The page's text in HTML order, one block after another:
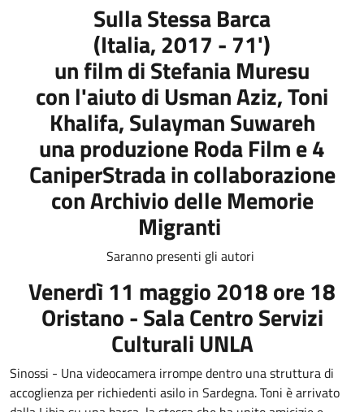
Sulla Stessa Barca
(Italia, 2017 - 71')
un film di Stefania Muresu
con l'aiuto di Usman Aziz, Toni
Khalifa, Sulayman Suwareh
una produzione Roda Film e 4
CaniperStrada in collaborazione
con Archivio delle Memorie
Migranti
Saranno presenti gli autori
Venerdì 11 maggio 2018 ore 18
Oristano - Sala Centro Servizi
Culturali UNLA
Sinossi - Una videocamera irrompe dentro una struttura di
accoglienza per richiedenti asilo in Sardegna. Toni è arrivato